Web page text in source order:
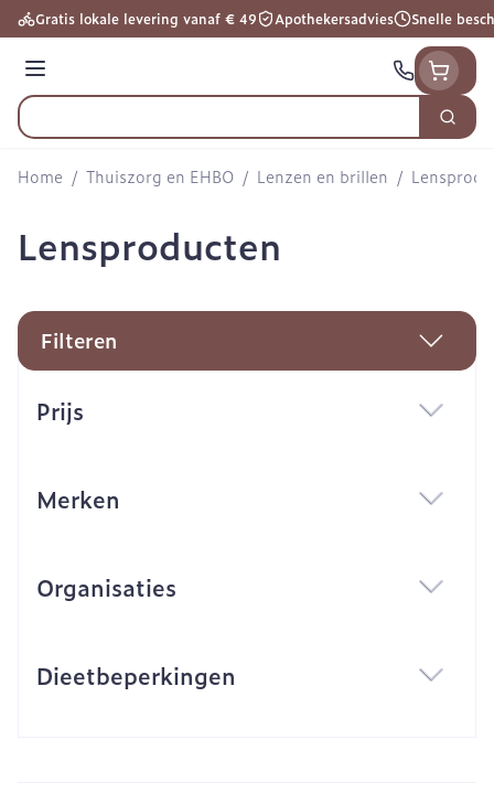
Ga naar de inhoud
Gratis lokale levering vanaf € 49 Apothekersadvies Snelle
Menu
Product, merk, categorie...
Zoek
Home / Thuiszorg en EHBO / Lenzen en brillen /
Lensproducten
Filteren
Prijs
Merken
Organisaties
Dieetbeperkingen